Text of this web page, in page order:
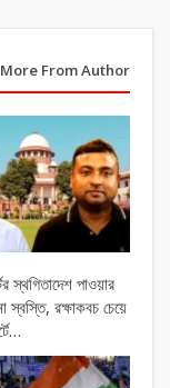
More From Author
স্থগিতাদেশ পাওয়ার
স্বস্তি, রক্ষাকবচ চেয়ে